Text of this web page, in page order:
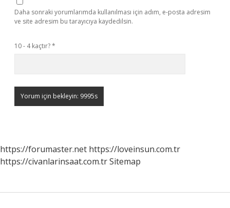
Daha sonraki yorumlarımda kullanılması için adım, e-posta adresim
ve site adresim bu tarayıcıya kaydedilsin.
10 - 4 kaçtır?*
https://forumaster.net https://loveinsun.com.tr
https://civanlarinsaat.com.trSitemap